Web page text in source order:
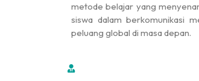
metode belajar yang
siswa dalam berkomunikasi
peluang global di masa depan.